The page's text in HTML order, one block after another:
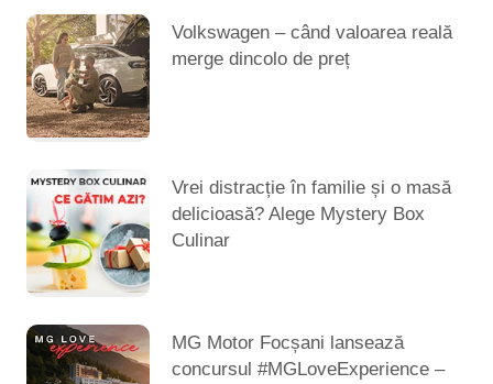
Volkswagen – când valoarea reală
merge dincolo de preț
Vrei distracție în familie și o masă
delicioasă? Alege Mystery Box
Culinar
MG Motor Focșani lansează
concursul #MGLoveExperience –